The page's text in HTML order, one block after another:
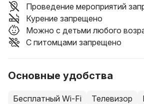
Проведение мероприятий
Курение запрещено
Можно с детьми любого
С питомцами запрещено
Основные удобства
Бесплатный Wi-Fi Телевизор